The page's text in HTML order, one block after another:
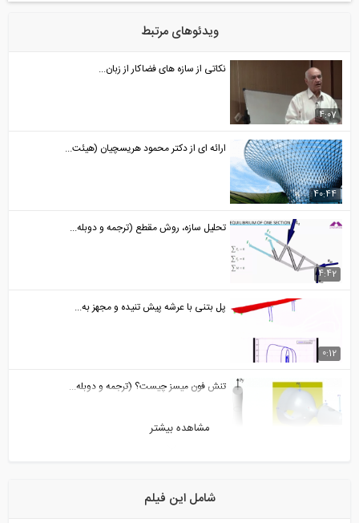
ویدئوهای مرتبط
4:07
نکاتی از سازه های فضاکار از زبان...
40:44
ارائه ای از دکتر محمود هریسچیان (هیئت...
4:42
تحلیل سازه، روش مقطع (ترجمه و دوبله...
0:12
پل بتنی با عرشه پیش تنیده و مجهز به...
تنش فون میسز چیست؟ (ترجمه و دوبله...
مشاهده بیشتر
شامل این فیلم